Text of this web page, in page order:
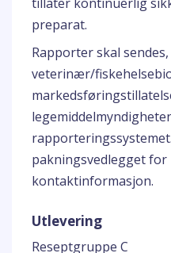
preparat.
Rapporter skal
veterinær/
pakningsvedlegget for
kontaktinformasjon.
Utlevering
Reseptgruppe C